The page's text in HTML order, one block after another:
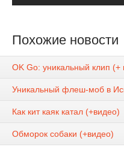
Похожие новости
OK Go: уникальный клип (+
Уникальный флеш-моб в
Как кит каяк катал (+видео)
Обморок собаки (+видео)